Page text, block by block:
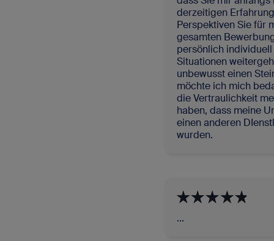
derzeitigen
Perspektiven Sie für
gesamten
persönlich
Situationen
unbewusst einen
möchte ich mich
die Vertraulichkeit
haben, dass meine
einen anderen
wurden.
...